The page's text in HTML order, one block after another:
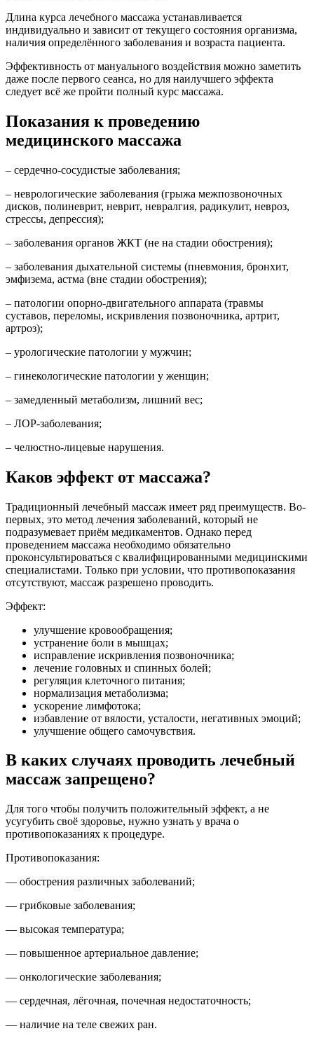
Длина курса лечебного массажа устанавливается
индивидуально и зависит от текущего состояния организма,
наличия определённого заболевания и возраста пациента.
Эффективность от мануального воздействия можно заметить
даже после первого сеанса, но для наилучшего эффекта
следует всё же пройти полный курс массажа.
Показания к проведению
медицинского массажа
– сердечно-сосудистые заболевания;
– неврологические заболевания (грыжа межпозвоночных
дисков, полиневрит, неврит, невралгия, радикулит, невроз,
стрессы, депрессия);
– заболевания органов ЖКТ (не на стадии обострения);
– заболевания дыхательной системы (пневмония, бронхит,
эмфизема, астма (вне стадии обострения);
– патологии опорно-двигательного аппарата (травмы
суставов, переломы, искривления позвоночника, артрит,
артроз);
– урологические патологии у мужчин;
– гинекологические патологии у женщин;
– замедленный метаболизм, лишний вес;
– ЛОР-заболевания;
– челюстно-лицевые нарушения.
Каков эффект от массажа?
Традиционный лечебный массаж имеет ряд преимуществ. Во-
первых, это метод лечения заболеваний, который не
подразумевает приём медикаментов. Однако перед
проведением массажа необходимо обязательно
проконсультироваться с квалифицированными медицинскими
специалистами. Только при условии, что противопоказания
отсутствуют, массаж разрешено проводить.
Эффект:
улучшение кровообращения;
устранение боли в мышцах;
исправление искривления позвоночника;
лечение головных и спинных болей;
регуляция клеточного питания;
нормализация метаболизма;
ускорение лимфотока;
избавление от вялости, усталости, негативных эмоций;
улучшение общего самочувствия.
В каких случаях проводить лечебный
массаж запрещено?
Для того чтобы получить положительный эффект, а не
усугубить своё здоровье, нужно узнать у врача о
противопоказаниях к процедуре.
Противопоказания:
— обострения различных заболеваний;
— грибковые заболевания;
— высокая температура;
— повышенное артериальное давление;
— онкологические заболевания;
— сердечная, лёгочная, почечная недостаточность;
— наличие на теле свежих ран.